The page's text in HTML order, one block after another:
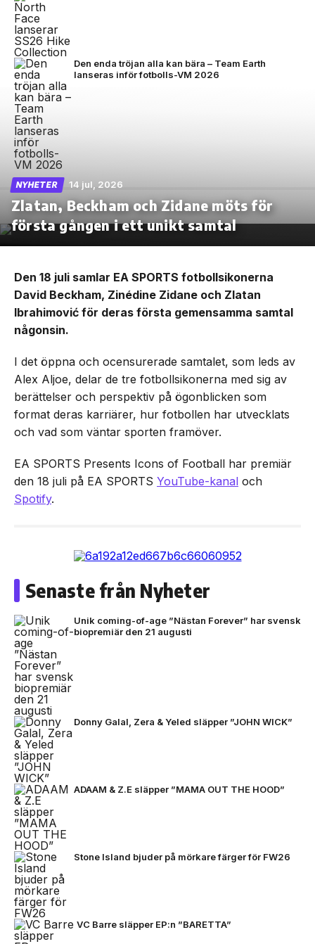
Den enda tröjan alla kan bära – Team Earth
lanseras inför fotbolls-VM 2026
NYHETER 14 jul, 2026
Zlatan, Beckham och Zidane möts för
första gången i ett unikt samtal
Den 18 juli samlar EA SPORTS fotbollsikonerna
David Beckham, Zinédine Zidane och Zlatan
Ibrahimović för deras första gemensamma samtal
någonsin.
I det öppna och ocensurerade samtalet, som leds av
Alex Aljoe, delar de tre fotbollsikonerna med sig av
berättelser och perspektiv på ögonblicken som
format deras karriärer, hur fotbollen har utvecklats
och vad som väntar sporten framöver.
EA SPORTS Presents Icons of Football har premiär
den 18 juli på EA SPORTS YouTube-kanal och
Spotify.
Senaste från Nyheter
Unik coming-of-age ”Nästan Forever” har svensk
biopremiär den 21 augusti
Donny Galal, Zera & Yeled släpper ”JOHN WICK”
ADAAM & Z.E släpper ”MAMA OUT THE HOOD”
Stone Island bjuder på mörkare färger för FW26
VC Barre släpper EP:n ”BARETTA”